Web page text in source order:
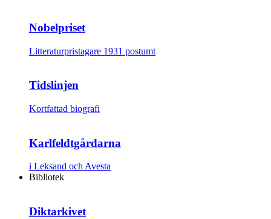
Nobelpriset
Litteraturpristagare 1931 postumt
Tidslinjen
Kortfattad biografi
Karlfeldtgårdarna
i Leksand och Avesta
Bibliotek
Diktarkivet